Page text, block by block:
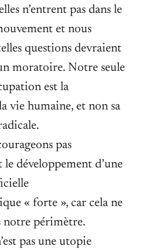
n’entrent pas dans le
et nous
questions devraient
moratoire. Notre seule
est la
vie humaine, et non sa
pas
développement d’une
« forte », car cela ne
notre périmètre.
pas une utopie